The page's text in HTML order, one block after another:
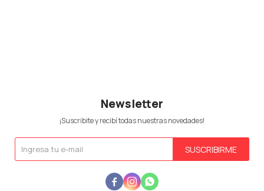
Newsletter
¡Suscribite y recibí todas nuestras novedades!
SUSCRIBIRME
  